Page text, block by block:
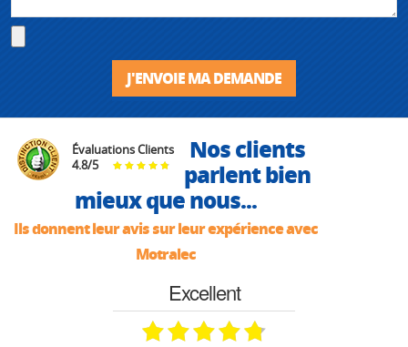
J'ENVOIE MA DEMANDE
Évaluations Clients
4.8/5
Nos clients
parlent bien
mieux que nous...
Ils donnent leur avis sur leur expérience avec
Motralec
Excellent